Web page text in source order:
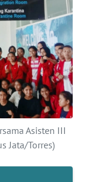
Asisten III
Jata/Torres)